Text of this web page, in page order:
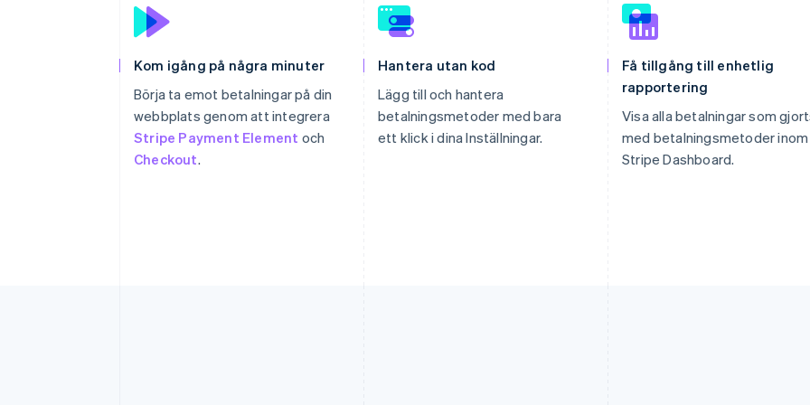
Kom igång på några minuter
Börja ta emot betalningar på din
webbplats genom att integrera
Stripe Payment Element och
Checkout.
Hantera utan kod
Lägg till och hantera
betalningsmetoder med bara
ett klick i dina Inställningar.
Få tillgång till enhetlig
rapportering
Visa alla betalningar som
med betalningsmetoder inom
Stripe Dashboard.